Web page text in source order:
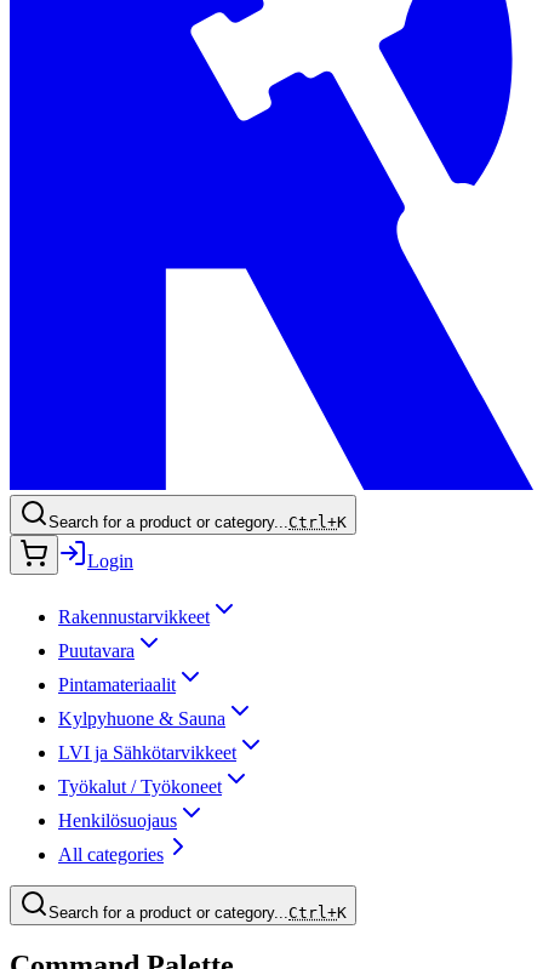
Search for a product or category...Ctrl+K
Login
Rakennustarvikkeet
Puutavara
Pintamateriaalit
Kylpyhuone & Sauna
LVI ja Sähkötarvikkeet
Työkalut / Työkoneet
Henkilösuojaus
All categories
Search for a product or category...Ctrl+K